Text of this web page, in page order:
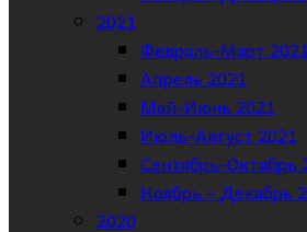
2021
Февраль-Март 2021
Апрель 2021
Май-Июнь 2021
Июль-Август 2021
Сентябрь-Октябрь
Ноябрь – Декабрь
2020